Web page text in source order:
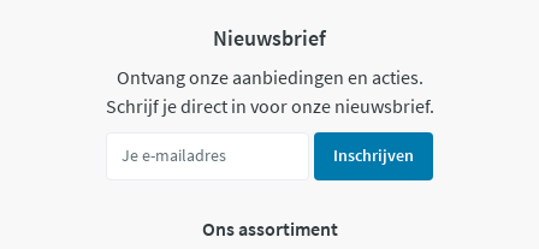
Nieuwsbrief
Ontvang onze aanbiedingen en acties.
Schrijf je direct in voor onze nieuwsbrief.
Inschrijven
Ons assortiment